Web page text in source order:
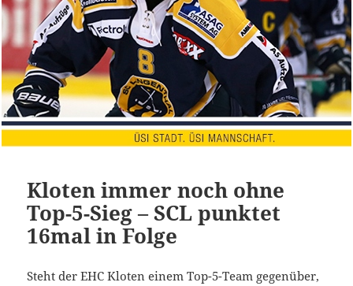
Kloten immer noch ohne
Top-5-Sieg – SCL punktet
16mal in Folge
Steht der EHC Kloten einem Top-5-Team gegenüber,